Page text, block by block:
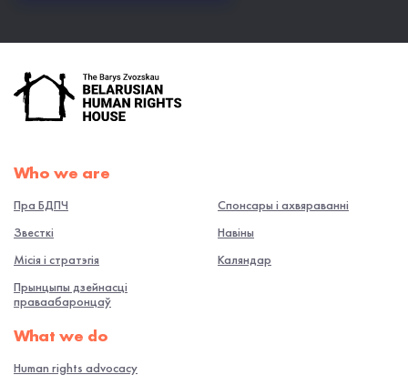
Who we are
Пра БДПЧ
Звесткі
Місія і стратэгія
Прынцыпы дзейнасці
праваабаронцаў
Спонсары і ахвяраванні
Навiны
Каляндар
What we do
Human rights advocacy